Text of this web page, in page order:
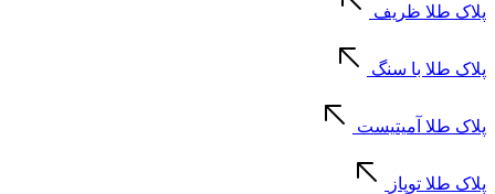
پلاک طلا ظریف
پلاک طلا با سنگ
پلاک طلا آمیتیست
پلاک طلا توپاز